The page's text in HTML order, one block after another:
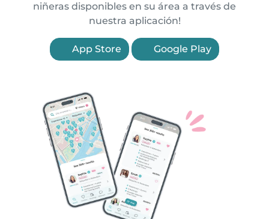
niñeras disponibles en su área a través de
nuestra aplicación!
App Store Google Play